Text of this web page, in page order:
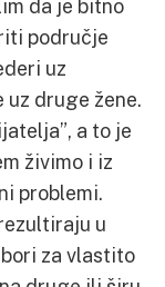
da je bitno
područje
uz
uz druge žene.
a to je
živimo i iz
problemi.
u
za vlastito